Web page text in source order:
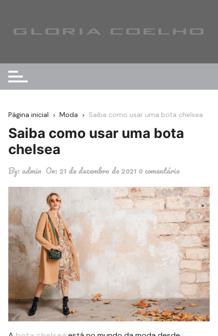
Página inicial Moda Saiba como usar uma bota chelsea
Saiba como usar uma bota
chelsea
By: admin On: 21 de dezembro de 2021 0 comentário